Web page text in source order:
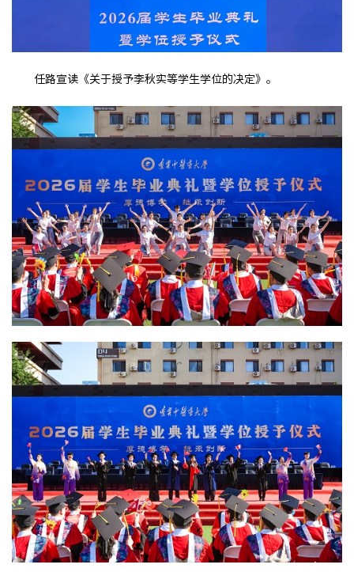
任路宣读《关于授予李秋实等学生学位的决定》。